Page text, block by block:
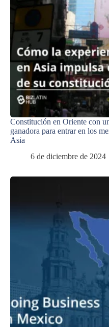
Constitución en Oriente con
ganadora para entrar en los
Asia
6 de diciembre de 2024